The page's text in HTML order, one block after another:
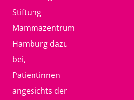
Stiftung
Mammazentrum
Hamburg dazu
bei,
Patientinnen
angesichts der